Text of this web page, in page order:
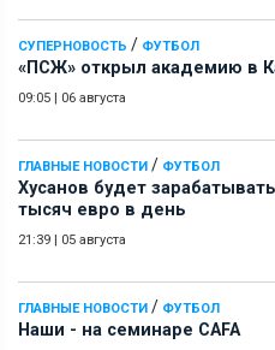
СУПЕРНОВОСТЬ / ФУТБОЛ
«ПСЖ» открыл академию в
09:05 | 06 августа
ГЛАВНЫЕ НОВОСТИ / ФУТБОЛ
Хусанов будет
тысяч евро в день
21:39 | 05 августа
ГЛАВНЫЕ НОВОСТИ / ФУТБОЛ
Наши - на семинаре СAFA